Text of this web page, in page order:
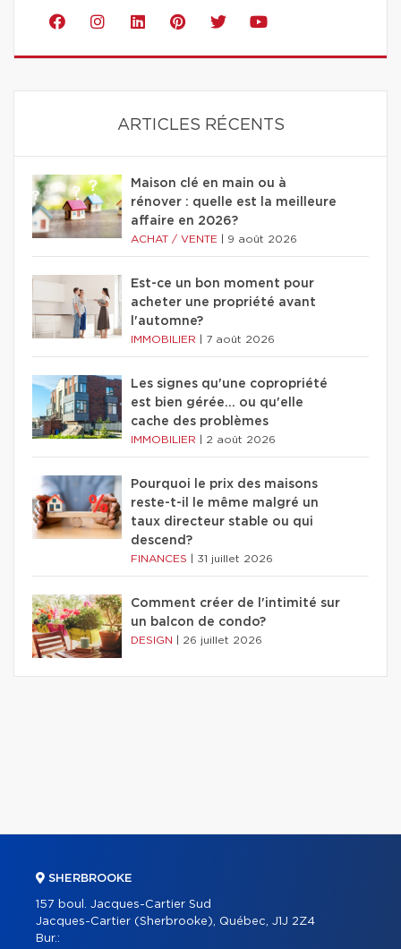
ARTICLES RÉCENTS
Maison clé en main ou à
rénover : quelle est la meilleure
affaire en 2026?
ACHAT / VENTE 9 août 2026
Est-ce un bon moment pour
acheter une propriété avant
l'automne?
IMMOBILIER 7 août 2026
Les signes qu'une copropriété
est bien gérée… ou qu'elle
cache des problèmes
IMMOBILIER 2 août 2026
Pourquoi le prix des maisons
reste-t-il le même malgré un
taux directeur stable ou qui
descend?
FINANCES 31 juillet 2026
Comment créer de l'intimité sur
un balcon de condo?
DESIGN 26 juillet 2026
SHERBROOKE
157 boul. Jacques-Cartier Sud
Jacques-Cartier (Sherbrooke), Québec, J1J 2Z4
Bur.: